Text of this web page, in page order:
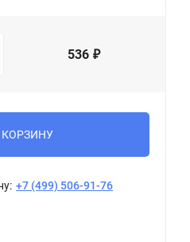
536 ₽
КОРЗИНУ
+7 (499) 506-91-76